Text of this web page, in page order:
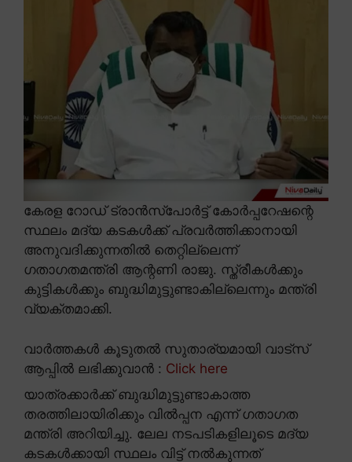
കേരള റോഡ് ട്രാൻസ്പോർട്ട് കോർപ്പറേഷന്റെ
സ്ഥലം മദ്യ കടകൾക്ക് പ്രവർത്തിക്കാനായി
അനുവദിക്കുന്നതിൽ തെറ്റില്ലെന്ന്
ഗതാഗതമന്ത്രി ആന്റണി രാജു. സ്ത്രീകൾക്കും
കുട്ടികൾക്കും ബുദ്ധിമുട്ടുണ്ടാകില്ലെന്നും മന്ത്രി
വ്യക്തമാക്കി.
വാർത്തകൾ കൂടുതൽ സുതാര്യമായി വാട്സ്
ആപ്പിൽ ലഭിക്കുവാൻ : Click here
യാത്രക്കാർക്ക് ബുദ്ധിമുട്ടുണ്ടാകാത്ത
തരത്തിലായിരിക്കും വിൽപ്പന എന്ന് ഗതാഗത
മന്ത്രി അറിയിച്ചു. ലേല നടപടികളിലൂടെ മദ്യ
കടകൾക്കായി സ്ഥലം വിട്ട് നൽകുന്നത്